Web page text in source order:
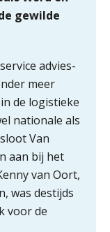
gewilde
advies-
meer
de logistieke
nationale als
Van
aan bij het
van Oort,
was destijds
voor de